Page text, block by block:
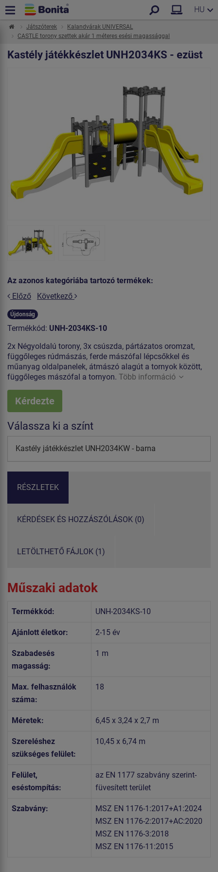
HU
Játszóterek
Kalandvárak UNIVERSAL
CASTLE torony szettek akár 1 méteres esési magassággal
Kastély játékkészlet UNH2034KS - ezüst
Az azonos kategóriába tartozó termékek:
Előző
Következő
Újdonság
Termékkód: UNH-2034KS-10
2x Négyoldalú torony, 3x csúszda, pártázatos oromzat,
függőleges rúdmászás, ferde mászófal lépcsőkkel és
műanyag oldalpanelek, átmászó alagút a tornyok között,
függőleges mászófal a tornyon. Több információ
Kérdezte
Válassza ki a színt
Kastély játékkészlet UNH2034KW - barna
RÉSZLETEK
KÉRDÉSEK ÉS HOZZÁSZÓLÁSOK (0)
LETÖLTHETŐ FÁJLOK (1)
Műszaki adatok
Termékkód: UNH-2034KS-10
Ajánlott életkor: 2-15 év
Szabadesés
magasság:
1 m
Max. felhasználók
száma:
18
Méretek: 6,45 x 3,24 x 2,7 m
Szereléshez
szükséges felület:
10,45 x 6,74 m
Felület,
eséstompítás:
az EN 1177 szabvány szerint-
füvesített terület
Szabvány:
MSZ EN 1176-1:2017+A1:2024
MSZ EN 1176-2:2017+AC:2020
MSZ EN 1176-3:2018
MSZ EN 1176-11:2015